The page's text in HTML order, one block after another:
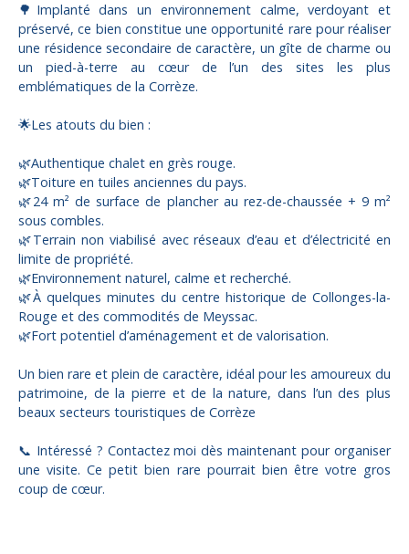
🌳Implanté dans un environnement calme, verdoyant et
préservé, ce bien constitue une opportunité rare pour réaliser
une résidence secondaire de caractère, un gîte de charme ou
un pied-à-terre au cœur de l’un des sites les plus
emblématiques de la Corrèze.
🌟Les atouts du bien :
🌿Authentique chalet en grès rouge.
🌿Toiture en tuiles anciennes du pays.
🌿24 m² de surface de plancher au rez-de-chaussée + 9 m²
sous combles.
🌿Terrain non viabilisé avec réseaux d’eau et d’électricité en
limite de propriété.
🌿Environnement naturel, calme et recherché.
🌿À quelques minutes du centre historique de Collonges-la-
Rouge et des commodités de Meyssac.
🌿Fort potentiel d’aménagement et de valorisation.
Un bien rare et plein de caractère, idéal pour les amoureux du
patrimoine, de la pierre et de la nature, dans l’un des plus
beaux secteurs touristiques de Corrèze
📞 Intéressé ? Contactez moi dès maintenant pour organiser
une visite. Ce petit bien rare pourrait bien être votre gros
coup de cœur.